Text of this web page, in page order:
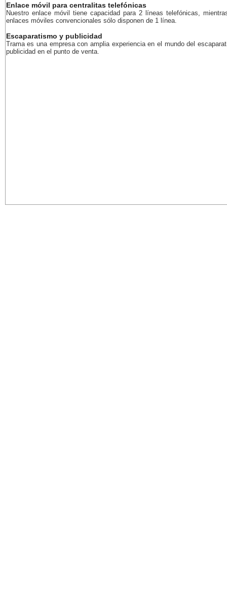
Enlace móvil para centralitas telefónicas
Nuestro enlace móvil tiene capacidad para 2 líneas telefónicas,
enlaces móviles convencionales sólo disponen de 1 línea.
Escaparatismo y publicidad
Trama es una empresa con amplia experiencia en el mundo del
publicidad en el punto de venta.